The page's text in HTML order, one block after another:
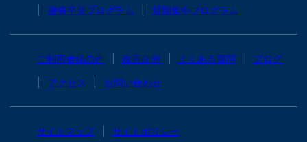
腰痛卒業プログラム 短期集中プログラム
ご利用者様の声 改善症例 よくある質問 ブログ
アクセス お問い合わせ
サイトマップ サイトポリシー